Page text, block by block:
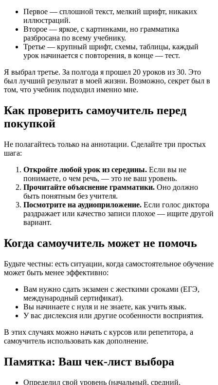
Первое — сплошной текст, мелкий шрифт, никаких
иллюстраций.
Второе — яркое, с картинками, но грамматика
разбросана по всему учебнику.
Третье — крупный шрифт, схемы, таблицы, каждый
урок начинается с повторения, в конце — тест.
Я выбрал третье. За полгода я прошел 20 уроков из 30. Это
был лучший результат в моей жизни. Возможно, секрет был в
том, что учебник подходил именно мне.
Как проверить самоучитель перед
покупкой
Не полагайтесь только на аннотации. Сделайте три простых
шага:
Откройте любой урок из середины. Если вы не
понимаете, о чем речь, — это не ваш уровень.
Прочитайте объяснение грамматики. Оно должно
быть понятным без учителя.
Посмотрите на аудиоприложение. Если голос диктора
раздражает или качество записи плохое — ищите другой
вариант.
Когда самоучитель может не помочь
Будьте честны: есть ситуации, когда самостоятельное обучение
может быть менее эффективно:
Вам нужно сдать экзамен с жесткими сроками (ЕГЭ,
международный сертификат).
Вы начинаете с нуля и не знаете, как учить язык.
У вас дислексия или другие особенности восприятия.
В этих случаях можно начать с курсов или репетитора, а
самоучитель использовать как дополнение.
Памятка: Ваш чек-лист выбора
Определил свой уровень (начальный, средний,